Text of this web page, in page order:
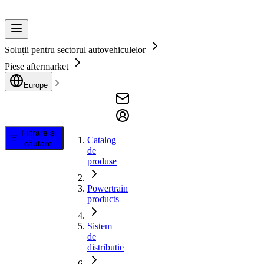
Soluții pentru sectorul autovehiculelor
Piese aftermarket
Europe
Filtrare și
căutare
Catalog
de
produse
Powertrain
products
Sistem
de
distributie